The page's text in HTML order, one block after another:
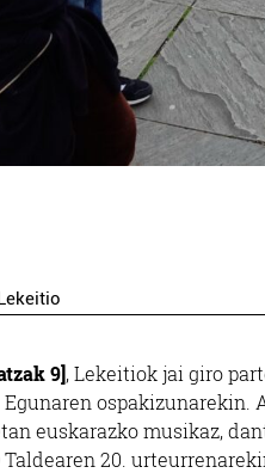
9], Lekeitiok jai giro
Egunaren
euskarazko musikaz,
Taldearen 20.